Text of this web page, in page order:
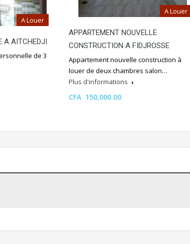
A Louer
A AITCHEDJI
de 3
A Louer
APPARTEMENT NOUVELLE
CONSTRUCTION A FIDJROSSE
Appartement nouvelle construction à
louer de deux chambres salon…
Plus d'informations
CFA 150,000.00